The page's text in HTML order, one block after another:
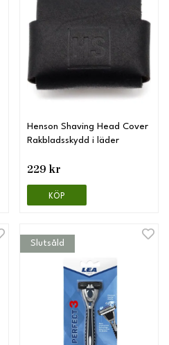
Henson Shaving Head Cover
Rakbladsskydd i läder
229 kr
KÖP
Slutsåld